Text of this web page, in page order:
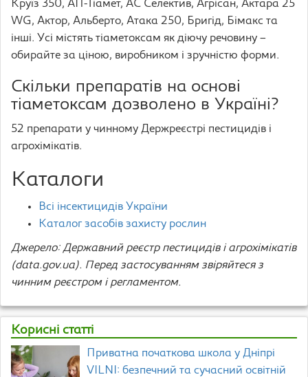
Круїз 350, АП-Тіамет, АС Селектив, Агрісан, Актара 25
WG, Актор, Альберто, Атака 250, Бригід, Бімакс та
інші. Усі містять тіаметоксам як діючу речовину –
обирайте за ціною, виробником і зручністю форми.
Скільки препаратів на основі
тіаметоксам дозволено в Україні?
52 препарати у чинному Держреєстрі пестицидів і
агрохімікатів.
Каталоги
Всі інсектицидів України
Каталог засобів захисту рослин
Джерело: Державний реєстр пестицидів і агрохімікатів
(data.gov.ua). Перед застосуванням звіряйтеся з
чинним реєстром і регламентом.
Корисні статті
Приватна початкова школа у Дніпрі
VILNI: безпечний та сучасний освітній